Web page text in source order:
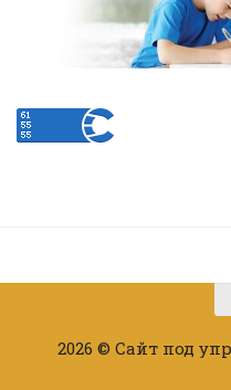
2026 © Сайт под